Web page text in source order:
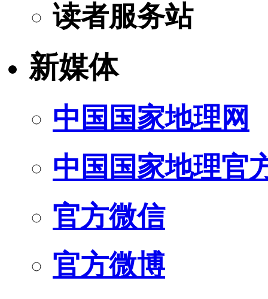
读者服务站
新媒体
中国国家地理网
中国国家地理官
官方微信
官方微博